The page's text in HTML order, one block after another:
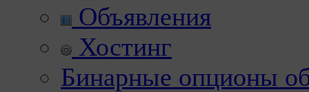
Объявления
Хостинг
Бинарные опционы